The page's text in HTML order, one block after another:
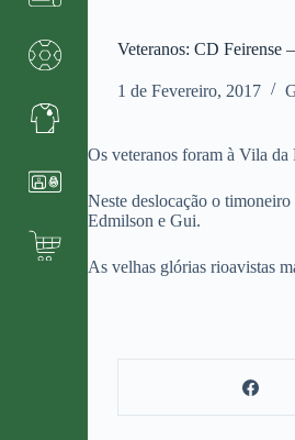
Veteranos: CD Feirense
1 de Fevereiro, 2017
Os veteranos foram à Vila da
Neste deslocação o
Edmilson e Gui.
As velhas glórias rioavistas